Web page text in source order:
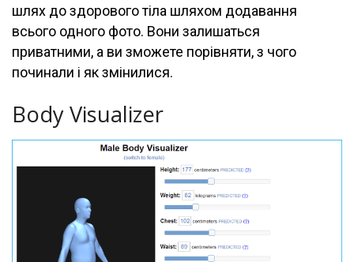
шлях до здорового тіла шляхом додавання
всього одного фото. Вони залишаться
приватними, а ви зможете порівняти, з чого
починали і як змінилися.
Body Visualizer